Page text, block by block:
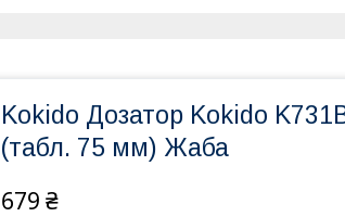
Kokido Дозатор Kokido
(табл. 75 мм) Жаба
679 ₴